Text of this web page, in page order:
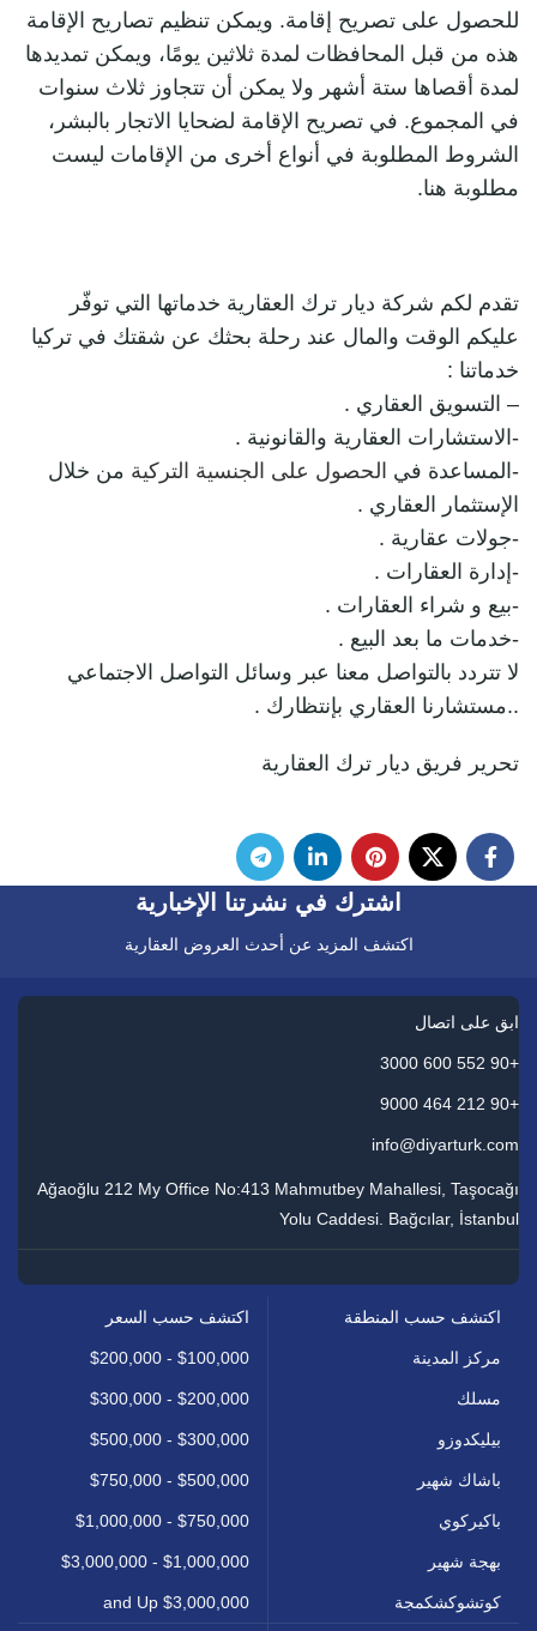
للحصول على تصريح إقامة. ويمكن تنظيم تصاريح الإقامة
هذه من قبل المحافظات لمدة ثلاثين يومًا، ويمكن تمديدها
لمدة أقصاها ستة أشهر ولا يمكن أن تتجاوز ثلاث سنوات
في المجموع. في تصريح الإقامة لضحايا الاتجار بالبشر،
الشروط المطلوبة في أنواع أخرى من الإقامات ليست
مطلوبة هنا.
تقدم لكم شركة ديار ترك العقارية خدماتها التي توفّر
عليكم الوقت والمال عند رحلة بحثك عن شقتك في تركيا
خدماتنا :
– التسويق العقاري .
-الاستشارات العقارية والقانونية .
-المساعدة في الحصول على الجنسية التركية من خلال
الإستثمار العقاري .
-جولات عقارية .
-إدارة العقارات .
-بيع و شراء العقارات .
-خدمات ما بعد البيع .
لا تتردد بالتواصل معنا عبر وسائل التواصل الاجتماعي
..مستشارنا العقاري بإنتظارك .
تحرير فريق ديار ترك العقارية
اشترك في نشرتنا الإخبارية
اكتشف المزيد عن أحدث العروض العقارية
ابق على اتصال
+90 552 600 3000
+90 212 464 9000
info@diyarturk.com
Ağaoğlu 212 My Office No:413 Mahmutbey Mahallesi, Taşocağı
Yolu Caddesi. Bağcılar, İstanbul
اكتشف حسب المنطقة
مركز المدينة
مسلك
بيليكدوزو
باشاك شهير
باكيركوي
بهجة شهير
كوتشوكشكمجة
اكتشف حسب السعر
$100,000 - $200,000
$200,000 - $300,000
$300,000 - $500,000
$500,000 - $750,000
$750,000 - $1,000,000
$1,000,000 - $3,000,000
$3,000,000 and Up